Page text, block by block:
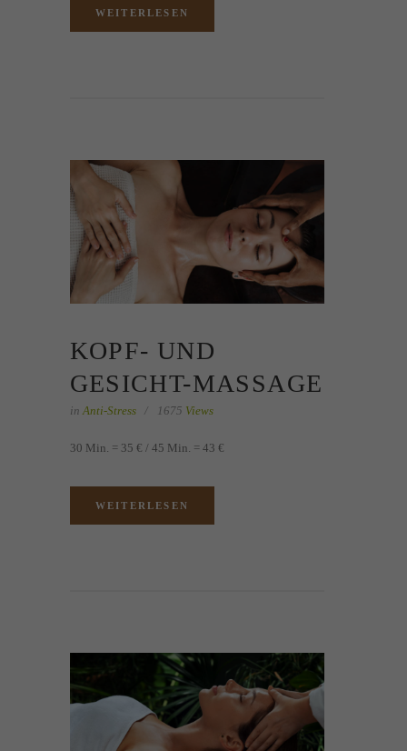
WEITERLESEN
KOPF- UND
GESICHT-MASSAGE
inAnti-Stress 1675 Views
30 Min. = 35 € / 45 Min. = 43 €
WEITERLESEN